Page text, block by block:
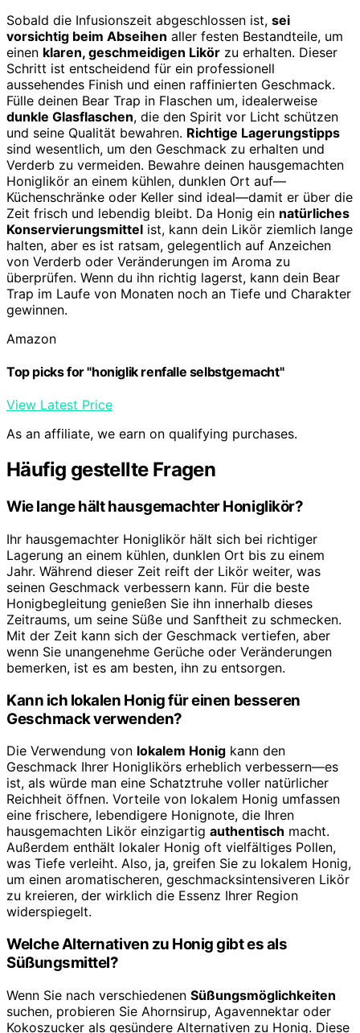
Sobald die Infusionszeit abgeschlossen ist, sei
vorsichtig beim Abseihen aller festen Bestandteile, um
einen klaren, geschmeidigen Likör zu erhalten. Dieser
Schritt ist entscheidend für ein professionell
aussehendes Finish und einen raffinierten Geschmack.
Fülle deinen Bear Trap in Flaschen um, idealerweise
dunkle Glasflaschen, die den Spirit vor Licht schützen
und seine Qualität bewahren. Richtige Lagerungstipps
sind wesentlich, um den Geschmack zu erhalten und
Verderb zu vermeiden. Bewahre deinen hausgemachten
Honiglikör an einem kühlen, dunklen Ort auf—
Küchenschränke oder Keller sind ideal—damit er über die
Zeit frisch und lebendig bleibt. Da Honig ein natürliches
Konservierungsmittel ist, kann dein Likör ziemlich lange
halten, aber es ist ratsam, gelegentlich auf Anzeichen
von Verderb oder Veränderungen im Aroma zu
überprüfen. Wenn du ihn richtig lagerst, kann dein Bear
Trap im Laufe von Monaten noch an Tiefe und Charakter
gewinnen.
Amazon
Top picks for "honiglik renfalle selbstgemacht"
View Latest Price
As an affiliate, we earn on qualifying purchases.
Häufig gestellte Fragen
Wie lange hält hausgemachter Honiglikör?
Ihr hausgemachter Honiglikör hält sich bei richtiger
Lagerung an einem kühlen, dunklen Ort bis zu einem
Jahr. Während dieser Zeit reift der Likör weiter, was
seinen Geschmack verbessern kann. Für die beste
Honigbegleitung genießen Sie ihn innerhalb dieses
Zeitraums, um seine Süße und Sanftheit zu schmecken.
Mit der Zeit kann sich der Geschmack vertiefen, aber
wenn Sie unangenehme Gerüche oder Veränderungen
bemerken, ist es am besten, ihn zu entsorgen.
Kann ich lokalen Honig für einen besseren
Geschmack verwenden?
Die Verwendung von lokalem Honig kann den
Geschmack Ihrer Honiglikörs erheblich verbessern—es
ist, als würde man eine Schatztruhe voller natürlicher
Reichheit öffnen. Vorteile von lokalem Honig umfassen
eine frischere, lebendigere Honignote, die Ihren
hausgemachten Likör einzigartig authentisch macht.
Außerdem enthält lokaler Honig oft vielfältiges Pollen,
was Tiefe verleiht. Also, ja, greifen Sie zu lokalem Honig,
um einen aromatischeren, geschmacksintensiveren Likör
zu kreieren, der wirklich die Essenz Ihrer Region
widerspiegelt.
Welche Alternativen zu Honig gibt es als
Süßungsmittel?
Wenn Sie nach verschiedenen Süßungsmöglichkeiten
suchen, probieren Sie Ahornsirup, Agavennektar oder
Kokoszucker als gesündere Alternativen zu Honig. Diese